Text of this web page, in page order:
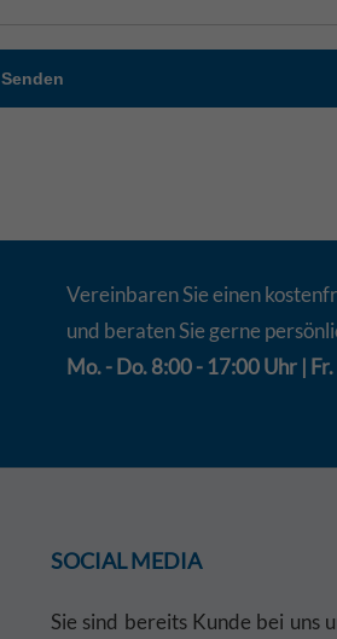
Senden
Vereinbaren Sie einen
und beraten Sie gerne
Mo. - Do. 8:00 - 17:00 Uhr |
SOCIAL MEDIA
Sie sind bereits Kunde bei uns